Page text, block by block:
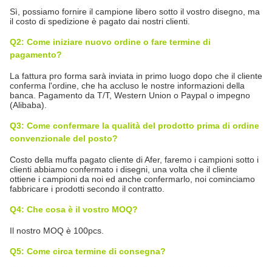
Sì, possiamo fornire il campione libero sotto il vostro disegno, ma
il costo di spedizione è pagato dai nostri clienti.
Q2: Come iniziare nuovo ordine o fare termine di
pagamento?
La fattura pro forma sarà inviata in primo luogo dopo che il cliente
conferma l'ordine, che ha accluso le nostre informazioni della
banca. Pagamento da T/T, Western Union o Paypal o impegno
(Alibaba).
Q3: Come confermare la qualità del prodotto prima di ordine
convenzionale del posto?
Costo della muffa pagato cliente di Afer, faremo i campioni sotto i
clienti abbiamo confermato i disegni, una volta che il cliente
ottiene i campioni da noi ed anche confermarlo, noi cominciamo
fabbricare i prodotti secondo il contratto.
Q4: Che cosa è il vostro MOQ?
Il nostro MOQ è 100pcs.
Q5: Come circa termine di consegna?